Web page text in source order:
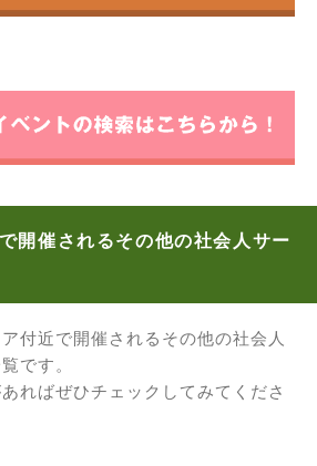
開催されるその他の社会人サー
付近で開催されるその他の社会人
です。
ればぜひチェックしてみてくださ